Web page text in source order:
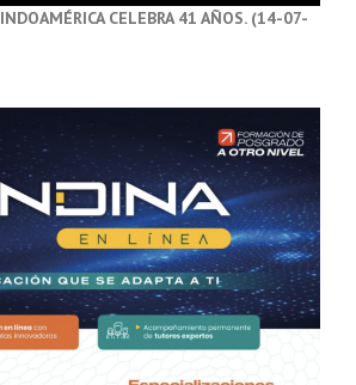
INDOAMÉRICA CELEBRA 41 AÑOS. (14-07-